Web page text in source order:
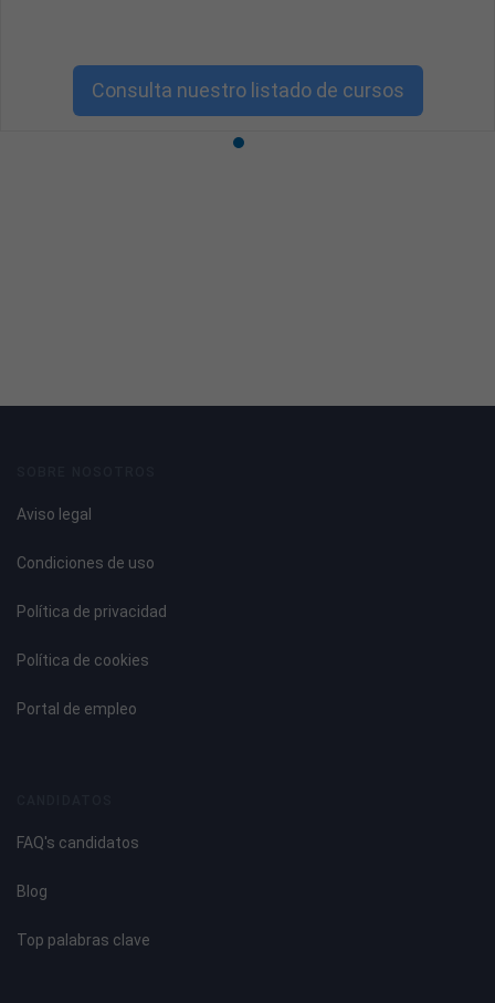
Consulta nuestro listado de cursos
Aviso legal
Condiciones de uso
Política de privacidad
Política de cookies
Portal de empleo
FAQ's candidatos
Blog
Top palabras clave